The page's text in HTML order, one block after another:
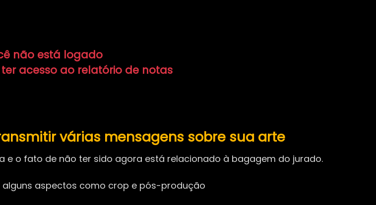
não está logado
acesso ao relatório de notas
várias mensagens sobre sua arte
e o fato de não ter sido agora está relacionado à bagagem do jurado.
alguns aspectos como crop e pós-produção